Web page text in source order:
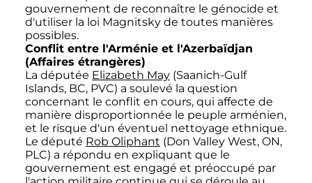
gouvernement de reconnaître le génocide et
d'utiliser la loi Magnitsky de toutes manières
possibles.
Conflit entre l'Arménie et l'Azerbaïdjan
(Affaires étrangères)
La députée Elizabeth May (Saanich-Gulf
Islands, BC, PVC) a soulevé la question
concernant le conflit en cours, qui affecte de
manière disproportionnée le peuple arménien,
et le risque d'un éventuel nettoyage ethnique.
Le député Rob Oliphant (Don Valley West, ON,
PLC) a répondu en expliquant que le
gouvernement est engagé et préoccupé par